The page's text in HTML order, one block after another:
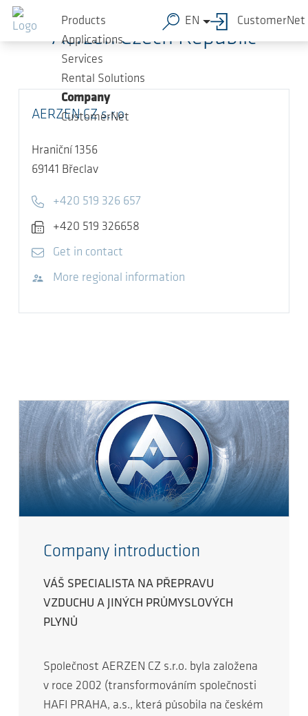
Skip to main content
Products
Applications
Services
Rental Solutions
Company
CustomerNet
EN CustomerNet
Aerzen Czech Republic
AERZEN CZ s.r.o.
Hraniční 1356
69141 Břeclav
Telephone
+420 519 326 657
Fax
+420 519 326658
E-mailGet in contact
Visit website
More regional information
Company introduction
VÁŠ SPECIALISTA NA PŘEPRAVU
VZDUCHU A JINÝCH PRŮMYSLOVÝCH
PLYNŮ
Společnost AERZEN CZ s.r.o. byla založena
v roce 2002 (transformováním společnosti
HAFI PRAHA, a.s., která působila na českém